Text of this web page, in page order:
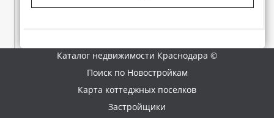
Каталог недвижимости Краснодара ©
Поиск по Новостройкам
Карта коттеджных поселков
Застройщики